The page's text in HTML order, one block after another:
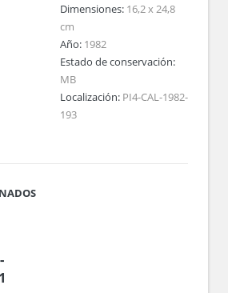
Dimensiones: 16,2 x 24,8
cm
Año: 1982
Estado de conservación:
MB
Localización: PI4-CAL-1982-
193